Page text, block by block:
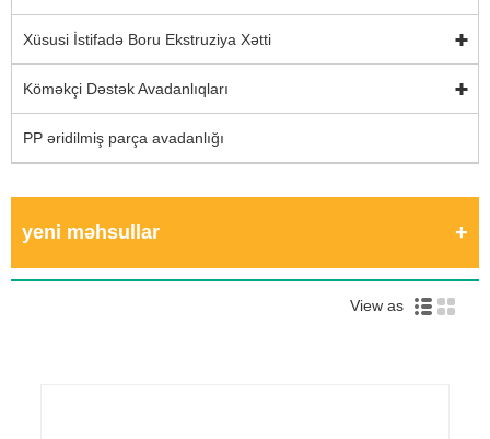
Xüsusi İstifadə Boru Ekstruziya Xətti
Köməkçi Dəstək Avadanlıqları
PP əridilmiş parça avadanlığı
yeni məhsullar
View as